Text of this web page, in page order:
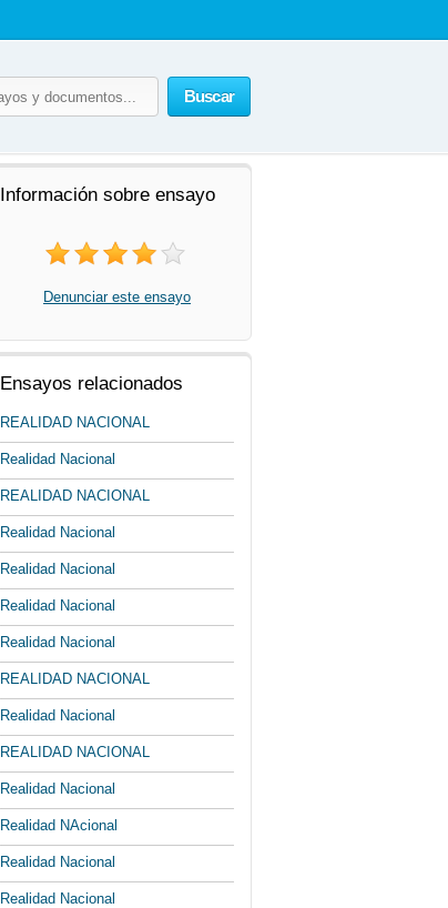
Buscar
Información sobre ensayo
Denunciar este ensayo
Ensayos relacionados
REALIDAD NACIONAL
Realidad Nacional
REALIDAD NACIONAL
Realidad Nacional
Realidad Nacional
Realidad Nacional
Realidad Nacional
REALIDAD NACIONAL
Realidad Nacional
REALIDAD NACIONAL
Realidad Nacional
Realidad NAcional
Realidad Nacional
Realidad Nacional